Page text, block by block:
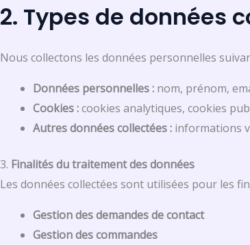
2. Types de données
Nous collectons les données personnelles
Données personnelles : nom, prénom,
Cookies :cookies analytiques, cookies
Autres données collectées : informations
3. Finalités du traitement des données
Les données collectées sont utilisées pour les
Gestion des demandes de contact
Gestion des commandes